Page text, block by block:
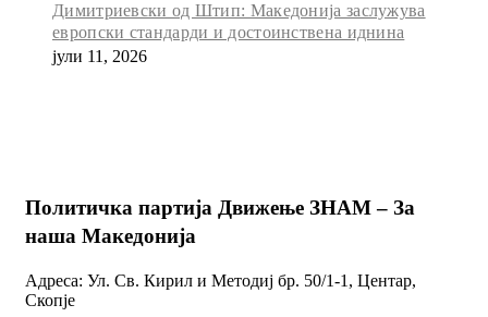
Димитриевски од Штип: Македонија заслужува
европски стандарди и достоинствена иднина
јули 11, 2026
Политичка партија Движење ЗНАМ – За
наша Македонија
Адреса: Ул. Св. Кирил и Методиј бр. 50/1-1, Центар,
Скопје